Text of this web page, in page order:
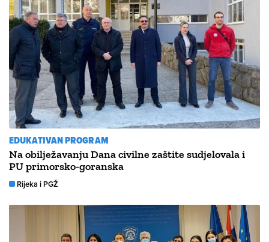
EDUKATIVAN PROGRAM
​Na obilježavanju Dana civilne zaštite sudjelovala i
PU primorsko-goranska
Rijeka i PGŽ